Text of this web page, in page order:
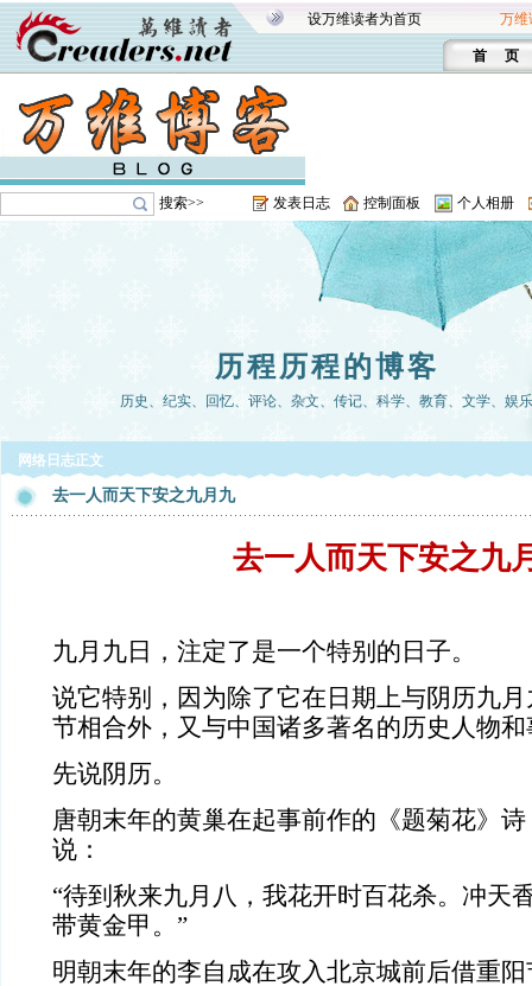
设万维读者为首页 万维
首 页
搜索>> 发表日志 控制面板 个人相册
历程历程的博客
历史、纪实、回忆、评论、杂文、传记、科学、教育、文学、娱乐
网络日志正文
去一人而天下安之九月九
去一人而天下安之九
九月九日，注定了是一个特别的日子。
说它特别，因为除了它在日期上与阴历九
节相合外，又与中国诸多著名的历史人物
先说阴历。
唐朝末年的黄巢在起事前作的《题菊花》
说：
“待到秋来九月八，我花开时百花杀。冲天
带黄金甲。”
明朝末年的李自成在攻入北京城前后借重